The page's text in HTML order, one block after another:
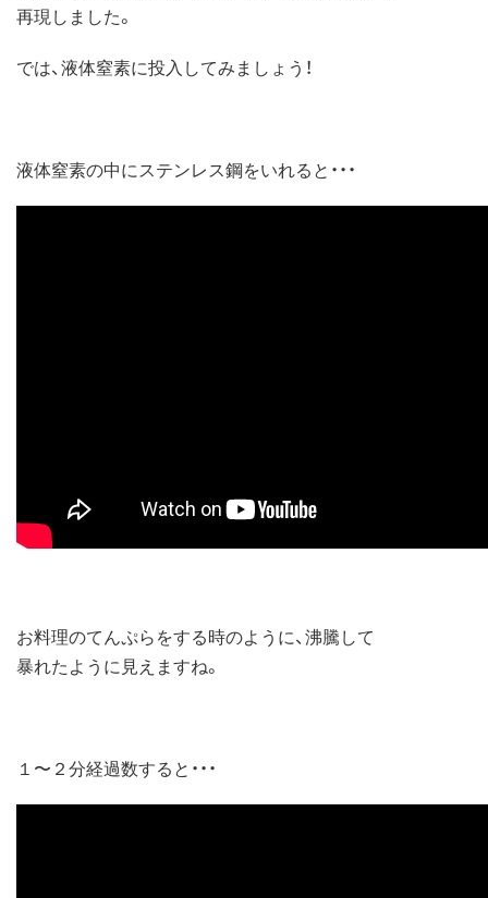
再現しました。
では、液体窒素に投入してみましょう！
液体窒素の中にステンレス鋼をいれると・・・
お料理のてんぷらをする時のように、沸騰して
暴れたように見えますね。
１〜２分経過数すると・・・